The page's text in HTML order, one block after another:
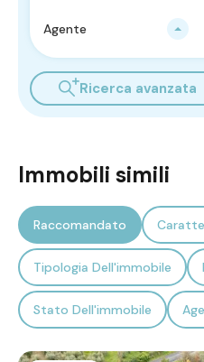
Agente
Ricerca avanzata
Immobili simili
Raccomandato
Tipologia Dell'immobile
Stato Dell'immobile